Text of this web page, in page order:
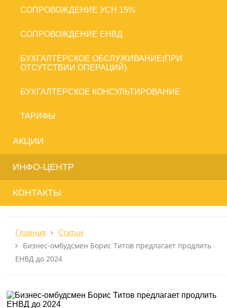
CОПРОВОЖДЕНИЕ УСН 15%
CОПРОВОЖДЕНИЕ ЕНВД
БУХГАЛТЕРСКОЕ ОБСЛУЖИВАНИЕ(ПРИ
ОТСУТСТВИИ ОПЕРАЦИЙ)
БУХГАЛТЕРСКОЕ КОНСУЛЬТИРОВАНИЕ
ТАРИФЫ
АКЦИИ
ИНФО-ЦЕНТР
КОНТАКТЫ
Главная Статьи
Бизнес-омбудсмен Борис Титов предлагает продлить
ЕНВД до 2024